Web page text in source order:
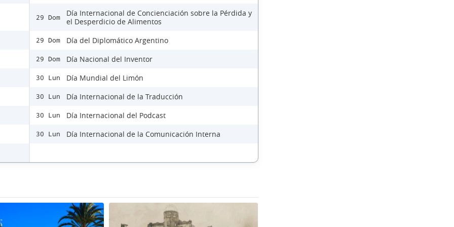
29 Dom
Día Internacional de Concienciación sobre la Pérdida y
el Desperdicio de Alimentos
29 Dom Día del Diplomático Argentino
29 Dom Día Nacional del Inventor
30 Lun Día Mundial del Limón
30 Lun Día Internacional de la Traducción
30 Lun Día Internacional del Podcast
30 Lun Día Internacional de la Comunicación Interna